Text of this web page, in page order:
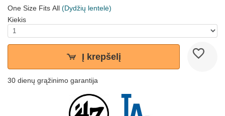
One Size Fits All (Dydžių lentelė)
Kiekis
Į krepšelį
30 dienų grąžinimo garantija